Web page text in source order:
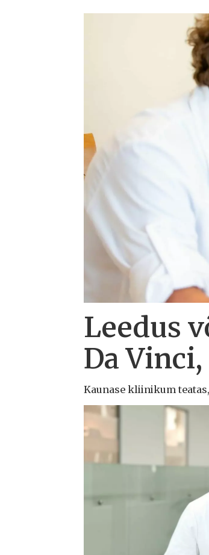
Leedus
Da
Kaunase kliinikum